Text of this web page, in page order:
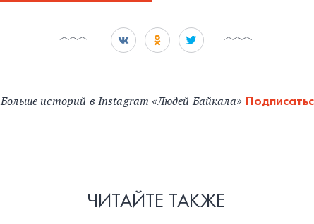
Больше историй в Instagram «Людей Байкала»
ЧИТАЙТЕ ТАКЖЕ